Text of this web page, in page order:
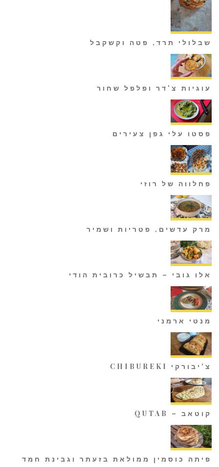
שבלולי תרד, פטה וקשקבל
עוגיות צ'דר ופלפל שחור
פסטו עלי גפן צעירים
פחלווה של רוזי
מרק עדשים, פטריות ושמיר
אלו גובי – תבשיל כרובית הודי
מנטי ארמני
צ'יבורקי CHIBUREKI
קוטאב – QUTAB
פיתה כוסמין ממולאת בזעתר וגבינת חמד